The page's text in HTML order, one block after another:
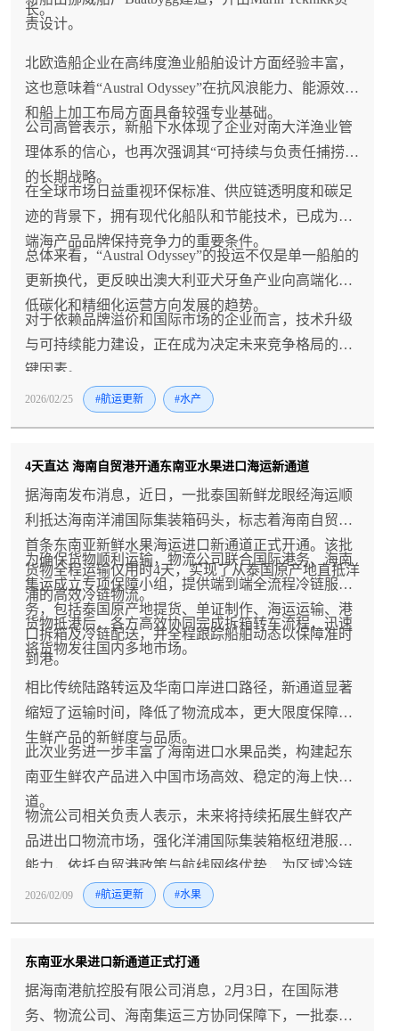
长。
责设计。
北欧造船企业在高纬度渔业船舶设计方面经验丰富，
这也意味着“Austral Odyssey”在抗风浪能力、能源效率
和船上加工布局方面具备较强专业基础。
公司高管表示，新船下水体现了企业对南大洋渔业管
理体系的信心，也再次强调其“可持续与负责任捕捞”
的长期战略。
在全球市场日益重视环保标准、供应链透明度和碳足
迹的背景下，拥有现代化船队和节能技术，已成为高
端海产品品牌保持竞争力的重要条件。
总体来看，“Austral Odyssey”的投运不仅是单一船舶的
更新换代，更反映出澳大利亚犬牙鱼产业向高端化、
低碳化和精细化运营方向发展的趋势。
对于依赖品牌溢价和国际市场的企业而言，技术升级
与可持续能力建设，正在成为决定未来竞争格局的关
键因素。
2026/02/25 #航运更新 #水产
4天直达 海南自贸港开通东南亚水果进口海运新通道
据海南发布消息，近日，一批泰国新鲜龙眼经海运顺
利抵达海南洋浦国际集装箱码头，标志着海南自贸港
首条东南亚新鲜水果海运进口新通道正式开通。该批
货物全程运输仅用时4天，实现了从泰国原产地直抵洋
浦的高效冷链物流。
为确保货物顺利运输，物流公司联合国际港务、海南
集运成立专项保障小组，提供端到端全流程冷链服
务，包括泰国原产地提货、单证制作、海运运输、港
口拆箱及冷链配送，并全程跟踪船舶动态以保障准时
到港。
货物抵港后，各方高效协同完成拆箱转车流程，迅速
将货物发往国内多地市场。
相比传统陆路转运及华南口岸进口路径，新通道显著
缩短了运输时间，降低了物流成本，更大限度保障了
生鲜产品的新鲜度与品质。
此次业务进一步丰富了海南进口水果品类，构建起东
南亚生鲜农产品进入中国市场高效、稳定的海上快车
道。
物流公司相关负责人表示，未来将持续拓展生鲜农产
品进出口物流市场，强化洋浦国际集装箱枢纽港服务
能力，依托自贸港政策与航线网络优势，为区域冷链
物流发展和消费市场升级注入新动能。
2026/02/09 #航运更新 #水果
东南亚水果进口新通道正式打通
据海南港航控股有限公司消息，2月3日，在国际港
务、物流公司、海南集运三方协同保障下，一批泰国